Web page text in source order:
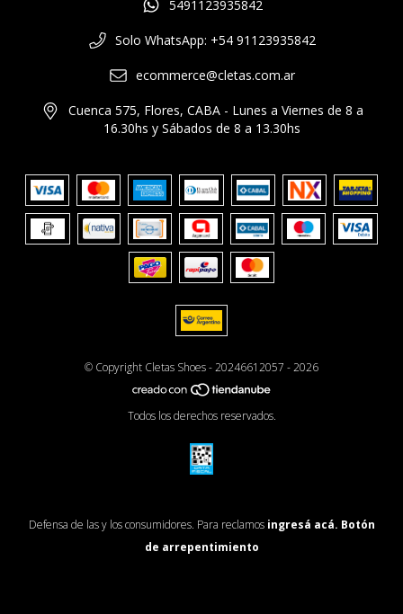
5491123935842
Solo WhatsApp: +54 91123935842
ecommerce@cletas.com.ar
Cuenca 575, Flores, CABA - Lunes a Viernes de 8 a
16.30hs y Sábados de 8 a 13.30hs
© Copyright Cletas Shoes - 20246612057 - 2026
Todos los derechos reservados.
Defensa de las y los consumidores. Para reclamos ingresá acá. Botón
de arrepentimiento